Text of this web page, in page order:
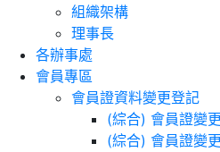
組織架構
理事長
各辦事處
會員專區
會員證資料變更登記
(綜合) 會員證變
(綜合) 會員證變